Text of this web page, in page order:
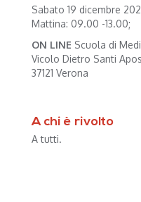
Sabato 19 dicembre
Mattina: 09.00 -13.00;
ON LINE Scuola di
Vicolo Dietro Santi
37121 Verona
A chi è rivolto
A tutti.